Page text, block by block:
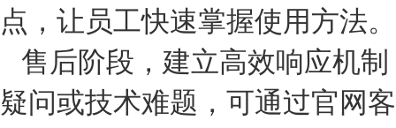
点，让员工快速掌握使用方法。
售后阶段，建立高效响应机
疑问或技术难题，可通过官网